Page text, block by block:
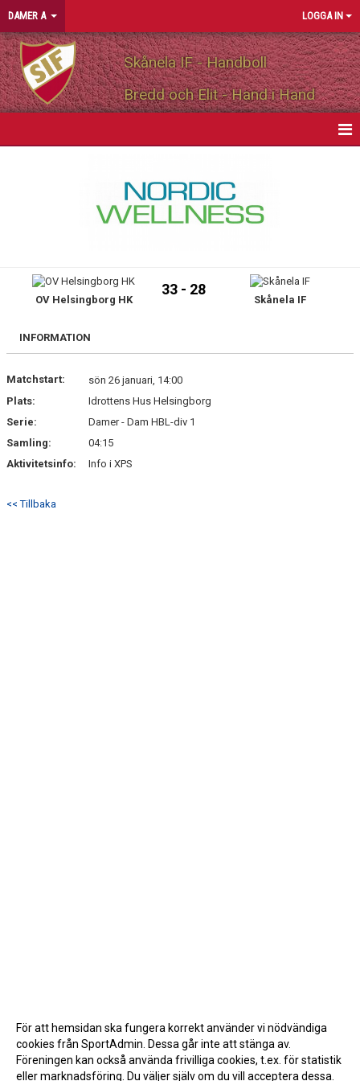
DAMER A LOGGA IN
Skånela IF - Handboll
Bredd och Elit - Hand i Hand
TRUPPEN
BILDGALLERI
KONTAKT
OV Helsingborg HK
33 - 28
Skånela IF
INFORMATION
Matchstart:
sön 26 januari, 14:00
Plats:
Idrottens Hus Helsingborg
Serie:
Damer - Dam HBL-div 1
Samling:
04:15
Aktivitetsinfo:
Info i XPS
<< Tillbaka
För att hemsidan ska fungera korrekt använder vi nödvändiga
cookies från SportAdmin. Dessa går inte att stänga av.
Föreningen kan också använda frivilliga cookies, t.ex. för statistik
eller marknadsföring. Du väljer själv om du vill acceptera dessa.